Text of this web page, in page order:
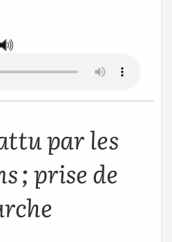
par les
; prise de